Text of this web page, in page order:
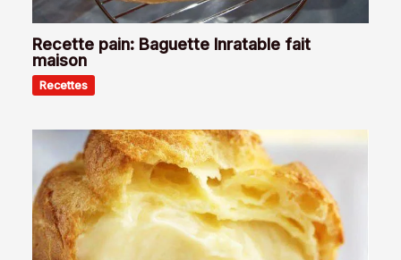
Recette pain: Baguette Inratable fait
maison
Recettes